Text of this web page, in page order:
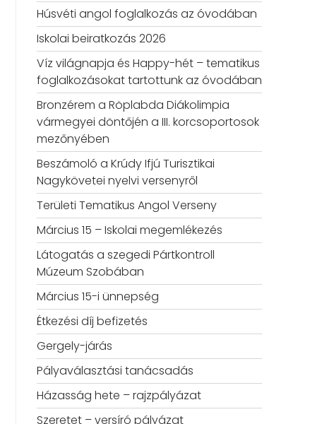
Húsvéti angol foglalkozás az óvodában
Iskolai beiratkozás 2026
Víz világnapja és Happy-hét – tematikus
foglalkozásokat tartottunk az óvodában
Bronzérem a Röplabda Diákolimpia
vármegyei döntőjén a III. korcsoportosok
mezőnyében
Beszámoló a Krúdy Ifjú Turisztikai
Nagykövetei nyelvi versenyről
Területi Tematikus Angol Verseny
Március 15 – Iskolai megemlékezés
Látogatás a szegedi Pártkontroll
Múzeum Szobában
Március 15-i ünnepség
Étkezési díj befizetés
Gergely-járás
Pályaválasztási tanácsadás
Házasság hete – rajzpályázat
Szeretet – versíró pályázat